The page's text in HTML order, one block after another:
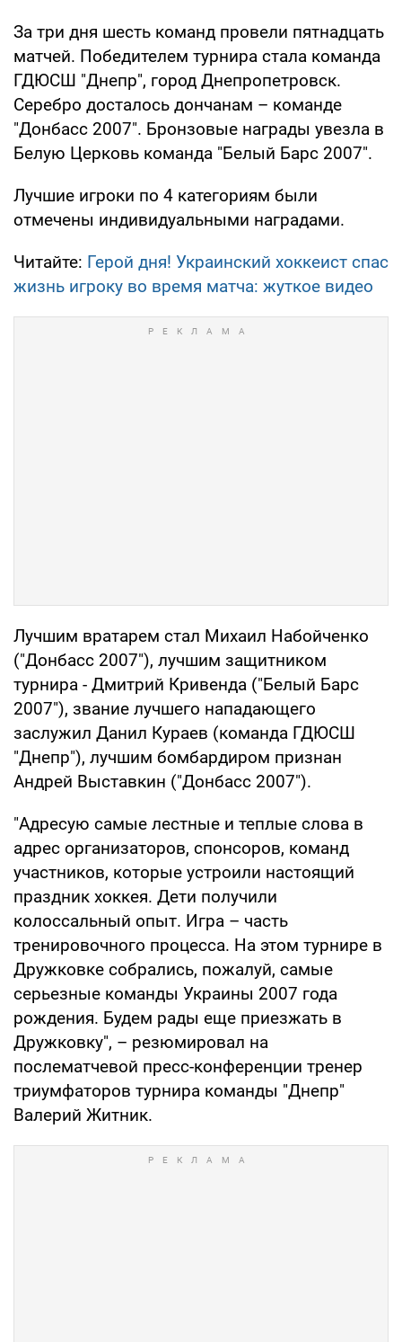
За три дня шесть команд провели пятнадцать
матчей. Победителем турнира стала команда
ГДЮСШ "Днепр", город Днепропетровск.
Серебро досталось дончанам – команде
"Донбасс 2007". Бронзовые награды увезла в
Белую Церковь команда "Белый Барс 2007".
Лучшие игроки по 4 категориям были
отмечены индивидуальными наградами.
Читайте: Герой дня! Украинский хоккеист спас
жизнь игроку во время матча: жуткое видео
Лучшим вратарем стал Михаил Набойченко
("Донбасс 2007"), лучшим защитником
турнира - Дмитрий Кривенда ("Белый Барс
2007"), звание лучшего нападающего
заслужил Данил Кураев (команда ГДЮСШ
"Днепр"), лучшим бомбардиром признан
Андрей Выставкин ("Донбасс 2007").
"Адресую самые лестные и теплые слова в
адрес организаторов, спонсоров, команд
участников, которые устроили настоящий
праздник хоккея. Дети получили
колоссальный опыт. Игра – часть
тренировочного процесса. На этом турнире в
Дружковке собрались, пожалуй, самые
серьезные команды Украины 2007 года
рождения. Будем рады еще приезжать в
Дружковку", – резюмировал на
послематчевой пресс-конференции тренер
триумфаторов турнира команды "Днепр"
Валерий Житник.